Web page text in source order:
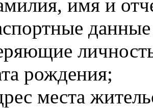
имя и
рождения;
места